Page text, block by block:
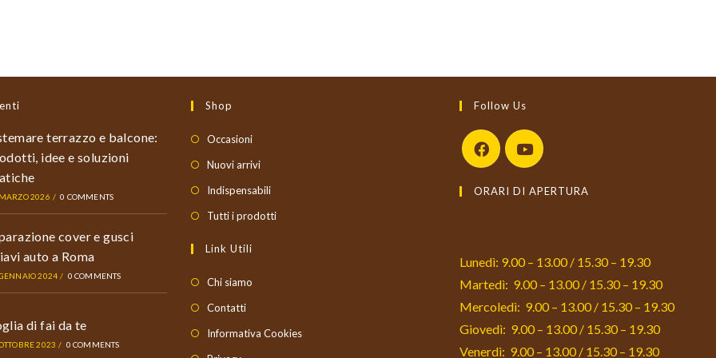
terrazzo e balcone:
idee e soluzioni
2026 / 0 COMMENTS
cover e gusci
auto a Roma
2024 / 0 COMMENTS
di fai da te
2023 / 0 COMMENTS
Shop
Occasioni
Nuovi arrivi
Indispensabili
Tutti i prodotti
Link Utili
Chi siamo
Contatti
Informativa Cookies
Follow Us
in
tab
in
tab
ORARI DI APERTURA
Lunedì: 9.00 – 13.00 / 15.30 – 19.30
Martedì: 9.00 – 13.00 / 15.30 – 19.30
Mercoledì: 9.00 – 13.00 / 15.30 – 19.30
Giovedì: 9.00 – 13.00 / 15.30 – 19.30
Venerdì: 9.00 – 13.00 / 15.30 – 19.30